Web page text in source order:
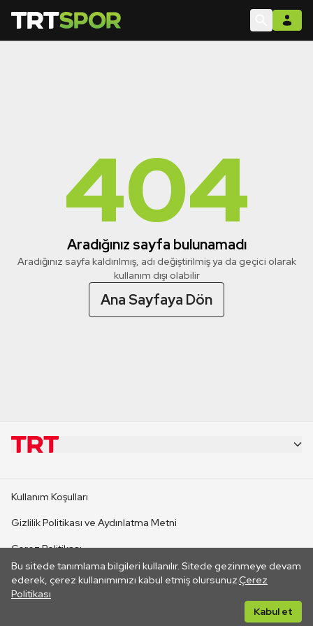
404
Aradığınız sayfa bulunamadı
Aradığınız sayfa kaldırılmış, adı değiştirilmiş ya da geçici olarak
kullanım dışı olabilir
Ana Sayfaya Dön
Bu sitede tanımlama bilgileri kullanılır. Sitede gezinmeye devam
ederek, çerez kullanımımızı kabul etmiş olursunuz.Çerez
Politikası
Kabul et
CANLI YAYINLAR
Kullanım Koşulları
Gizlilik Politikası ve Aydınlatma Metni
Çerez Politikası
İletişim
Her hakkı saklıdır. ©2026 TRT. Bağlantı yoluyla gidilen dış